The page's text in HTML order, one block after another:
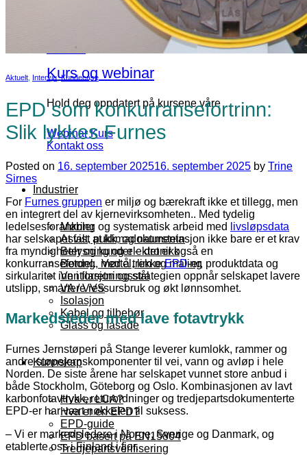
Opprett EPD-er og prosjekter automatisk med vår
Les mer
Kurs og webinar
Hold deg oppdatert på kursene våre
Webinar Kurs
Kontakt oss
Industrier
Møbler
Asfalt, pukk, og naturstein
Belysning og elektronikk
Betong, mørtel, lim og maling
Ventilasjon og stål
VA / VVS
Isolasjon
Kabel og tilbehør
Glass og fasade
Kunnskap
Hva er LCA?
Hva er en EPD?
EPD-guide
EPD basert på EN15804
Tredjepartsverifisering
Aktuelt Intervju,Kundecase
EPD som konkurransefortrinn:
Slik lykkes Furnes
Posted on 16. september 202516. september 2025 by Trine
Sirnes
For Furnes gruppen er miljø og bærekraft ikke et tillegg, men
en integrert del av kjernevirksomheten.. Med tydelig
ledelsesforankring og systematisk arbeid med
livsløpsdata
har selskapet vist at klimadokumentasjon ikke bare er et krav
fra myndigheter og kunder – det er også en
konkurransefordel. Ved å trekkeEPD-er, produktdata og
sirkularitet inn i forretningsstrategien oppnår selskapet lavere
utslipp, smartere ressursbruk og økt lønnsomhet.
Markedsleder med lave fotavtrykk
Furnes Jernstøperi på Stange leverer kumlokk, rammer og
andre støpejernskomponenter til vei, vann og avløp i hele
Norden. De siste årene har selskapet vunnet store anbud i
både Stockholm, Göteborg og Oslo. Kombinasjonen av lavt
karbonfotavtrykk, returordninger og tredjepartsdokumenterte
EPD-er har vært nøkkelen til suksess.
– Vi er markedsledere i Norge, Sverige og Danmark, og
etablerte oss i Finland i fjor.